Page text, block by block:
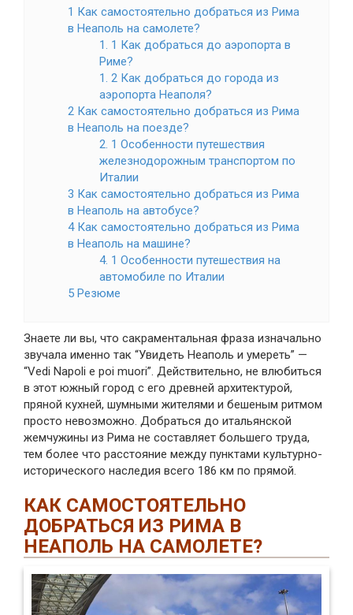
1 Как самостоятельно добраться из Рима
в Неаполь на самолете?
1. 1 Как добраться до аэропорта в
Риме?
1. 2 Как добраться до города из
аэропорта Неаполя?
2 Как самостоятельно добраться из Рима
в Неаполь на поезде?
2. 1 Особенности путешествия
железнодорожным транспортом по
Италии
3 Как самостоятельно добраться из Рима
в Неаполь на автобусе?
4 Как самостоятельно добраться из Рима
в Неаполь на машине?
4. 1 Особенности путешествия на
автомобиле по Италии
5 Резюме
Знаете ли вы, что сакраментальная фраза изначально
звучала именно так “Увидеть Неаполь и умереть” —
“Vedi Napoli e poi muori”. Действительно, не влюбиться
в этот южный город с его древней архитектурой,
пряной кухней, шумными жителями и бешеным ритмом
просто невозможно. Добраться до итальянской
жемчужины из Рима не составляет большего труда,
тем более что расстояние между пунктами культурно-
исторического наследия всего 186 км по прямой.
КАК САМОСТОЯТЕЛЬНО
ДОБРАТЬСЯ ИЗ РИМА В
НЕАПОЛЬ НА САМОЛЕТЕ?